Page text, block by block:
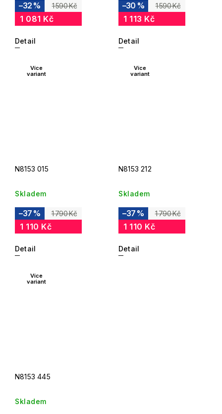
1 590 Kč
–32 %
1 081 Kč
Detail
1 590 Kč
–30 %
1 113 Kč
Detail
Více
variant
N8153 015
Skladem
1 790 Kč
–37 %
1 110 Kč
Detail
Více
variant
N8153 212
Skladem
1 790 Kč
–37 %
1 110 Kč
Detail
Více
variant
N8153 445
Skladem